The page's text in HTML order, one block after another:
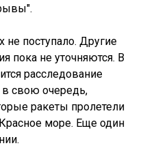
поступало. Другие
пока не уточняются. В
расследование
в свою очередь,
ракеты пролетели
море. Еще один